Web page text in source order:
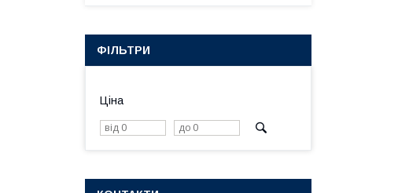
ФІЛЬТРИ
Ціна